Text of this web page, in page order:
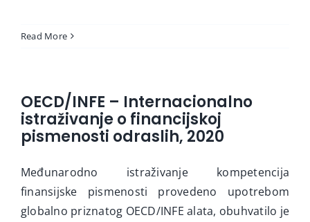
Read More
OECD/INFE – Internacionalno
istraživanje o financijskoj
pismenosti odraslih, 2020
Međunarodno istraživanje kompetencija
finansijske pismenosti provedeno upotrebom
globalno priznatog OECD/INFE alata, obuhvatilo je